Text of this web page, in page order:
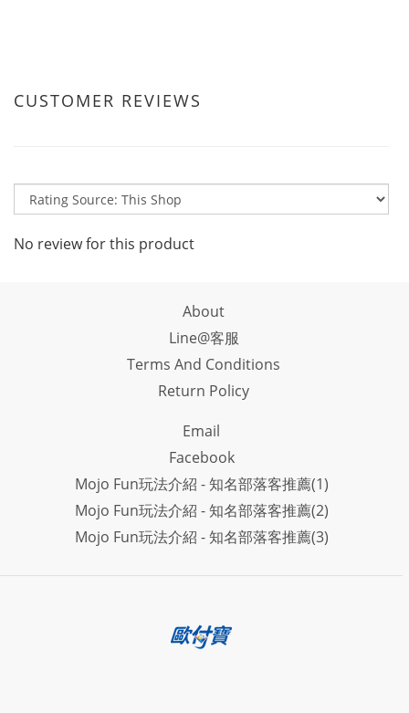
CUSTOMER REVIEWS
No review for this product
About
Line@客服
Terms And Conditions
Return Policy
Email
Facebook
Mojo Fun玩法介紹 - 知名部落客推薦(1)
Mojo Fun玩法介紹 - 知名部落客推薦(2)
Mojo Fun玩法介紹 - 知名部落客推薦(3)